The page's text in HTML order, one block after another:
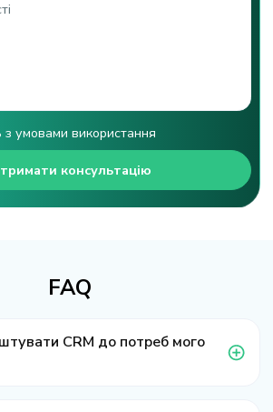
умовами використання
консультацію
FAQ
CRM до потреб мого